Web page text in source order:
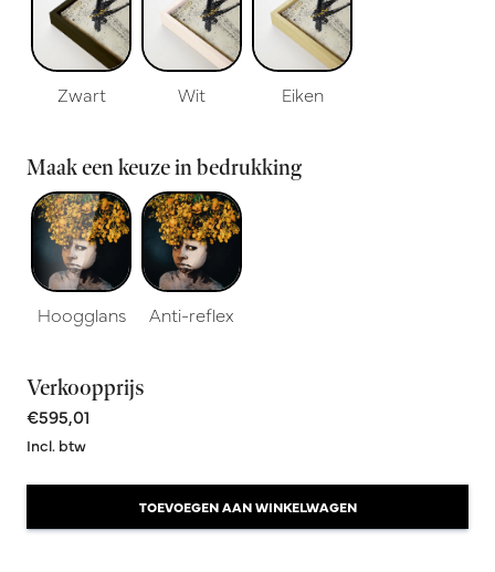
Zwart Wit Eiken
Maak een keuze in bedrukking
Hoogglans Anti-reflex
Verkoopprijs
€595,01
Incl. btw
TOEVOEGEN AAN WINKELWAGEN